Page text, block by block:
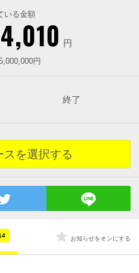
いる金額
円
円
終了
を選択する
お知らせをオンにする